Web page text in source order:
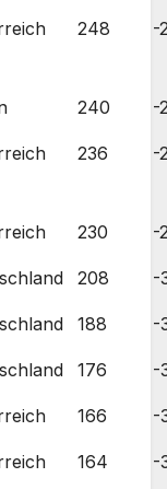
248 -
240 -
236 -
230 -
208 -
188 -
176 -
166 -
164 -